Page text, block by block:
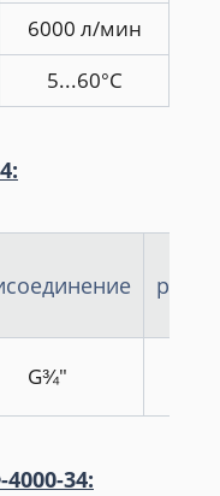
6000 л/мин
5...60°С
G¾"
34: